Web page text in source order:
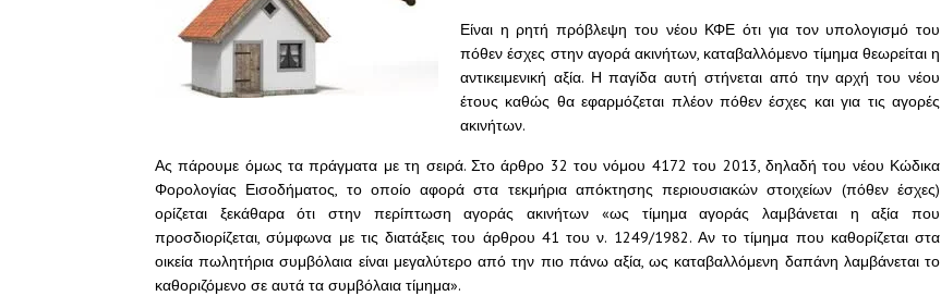
Είναι η ρητή πρόβλεψη του νέου ΚΦΕ ότι για τον υπολογισμό του
πόθεν έσχες στην αγορά ακινήτων, καταβαλλόμενο τίμημα θεωρείται η
αντικειμενική αξία. Η παγίδα αυτή στήνεται από την αρχή του νέου
έτους καθώς θα εφαρμόζεται πλέον πόθεν έσχες και για τις αγορές
ακινήτων.
Ας πάρουμε όμως τα πράγματα με τη σειρά. Στο άρθρο 32 του νόμου 4172 του 2013, δηλαδή του νέου Κώδικα
Φορολογίας Εισοδήματος, το οποίο αφορά στα τεκμήρια απόκτησης περιουσιακών στοιχείων (πόθεν έσχες)
ορίζεται ξεκάθαρα ότι στην περίπτωση αγοράς ακινήτων «ως τίμημα αγοράς λαμβάνεται η αξία που
προσδιορίζεται, σύμφωνα με τις διατάξεις του άρθρου 41 του ν. 1249/1982. Αν το τίμημα που καθορίζεται στα
οικεία πωλητήρια συμβόλαια είναι μεγαλύτερο από την πιο πάνω αξία, ως καταβαλλόμενη δαπάνη λαμβάνεται το
καθοριζόμενο σε αυτά τα συμβόλαια τίμημα».